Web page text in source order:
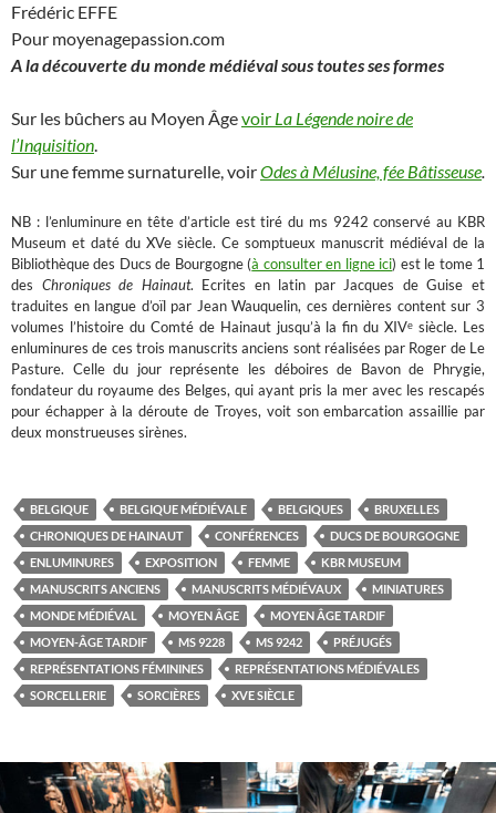
Frédéric EFFE
Pour moyenagepassion.com
A la découverte du monde médiéval sous toutes ses formes
Sur les bûchers au Moyen Âgevoir La Légende noire de
l’Inquisition.
Sur une femme surnaturelle, voirOdes à Mélusine, fée Bâtisseuse.
NB : l’enluminure en tête d’article est tiré du ms 9242 conservé au KBR
Museum et daté du XVe siècle. Ce somptueux manuscrit médiéval de la
Bibliothèque des Ducs de Bourgogne (à consulter en ligne ici) est le tome 1
des Chroniques de Hainaut. Ecrites en latin par Jacques de Guise et
traduites en langue d’oïl par Jean Wauquelin, ces dernières content sur 3
volumes l’histoire du Comté de Hainaut jusqu’à la fin du XIVᵉ siècle. Les
enluminures de ces trois manuscrits anciens sont réalisées par Roger de Le
Pasture. Celle du jour représente les déboires de Bavon de Phrygie,
fondateur du royaume des Belges, qui ayant pris la mer avec les rescapés
pour échapper à la déroute de Troyes, voit son embarcation assaillie par
deux monstrueuses sirènes.
BELGIQUE BELGIQUE MÉDIÉVALE BELGIQUES
BRUXELLES
CHRONIQUES DE HAINAUT
CONFÉRENCES
DUCS DE BOURGOGNE
ENLUMINURES
EXPOSITION FEMME
KBR MUSEUM
MANUSCRITS ANCIENS
MANUSCRITS MÉDIÉVAUX
MINIATURES
MONDE MÉDIÉVAL
MOYEN ÂGE
MOYEN ÂGE TARDIF
MOYEN-ÂGE TARDIF
MS 9228 MS 9242
PRÉJUGÉS
REPRÉSENTATIONS FÉMININES
REPRÉSENTATIONS MÉDIÉVALES
SORCELLERIE
SORCIÈRES XVE SIÈCLE